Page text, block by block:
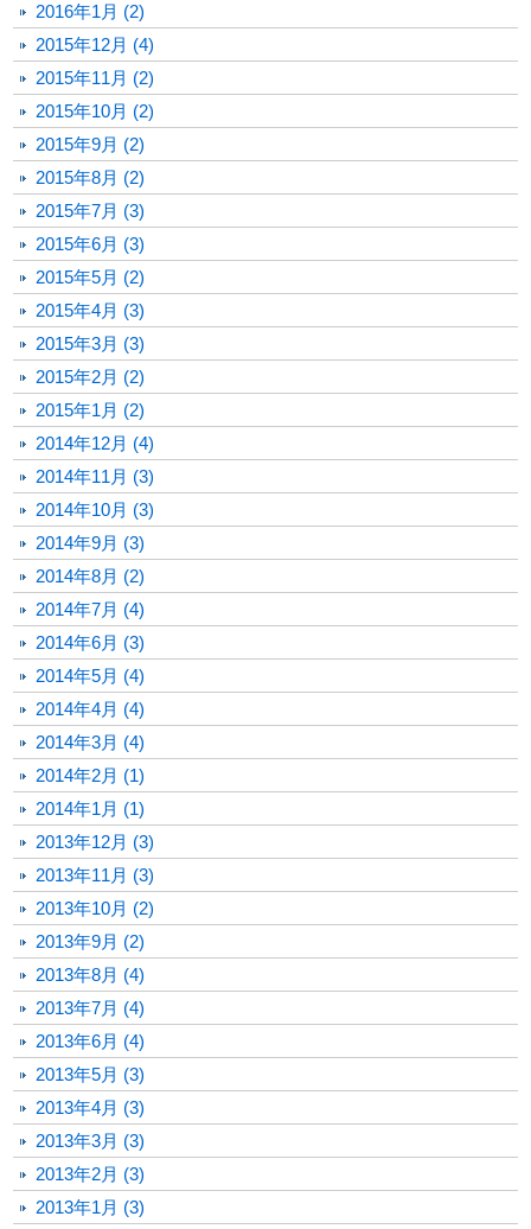
2016年1月 (2)
2015年12月 (4)
2015年11月 (2)
2015年10月 (2)
2015年9月 (2)
2015年8月 (2)
2015年7月 (3)
2015年6月 (3)
2015年5月 (2)
2015年4月 (3)
2015年3月 (3)
2015年2月 (2)
2015年1月 (2)
2014年12月 (4)
2014年11月 (3)
2014年10月 (3)
2014年9月 (3)
2014年8月 (2)
2014年7月 (4)
2014年6月 (3)
2014年5月 (4)
2014年4月 (4)
2014年3月 (4)
2014年2月 (1)
2014年1月 (1)
2013年12月 (3)
2013年11月 (3)
2013年10月 (2)
2013年9月 (2)
2013年8月 (4)
2013年7月 (4)
2013年6月 (4)
2013年5月 (3)
2013年4月 (3)
2013年3月 (3)
2013年2月 (3)
2013年1月 (3)